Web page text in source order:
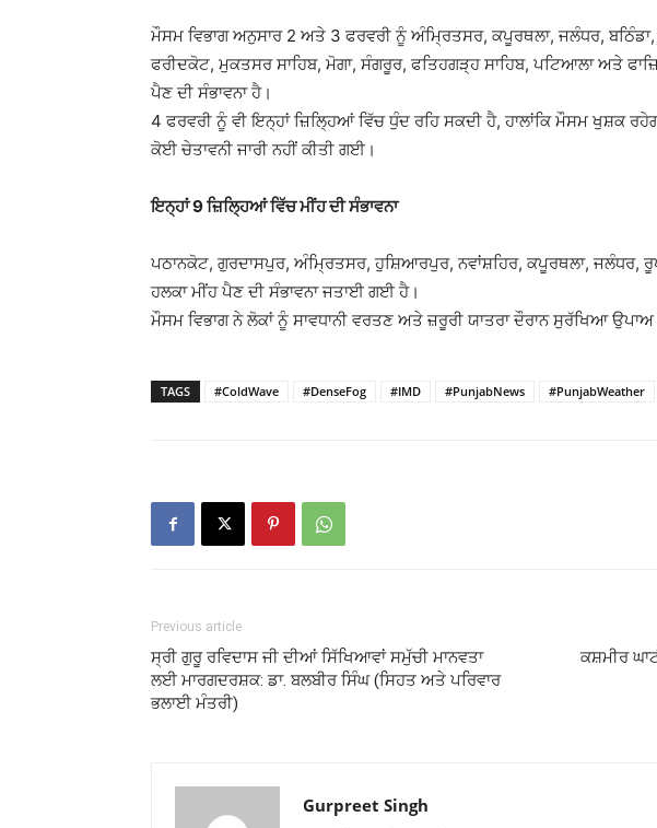
ਮੌਸਮ ਵਿਭਾਗ ਅਨੁਸਾਰ 2 ਅਤੇ 3 ਫਰਵਰੀ ਨੂੰ ਅੰਮ੍ਰਿਤਸਰ, ਕਪੂਰਥਲਾ, ਜਲੰਧਰ, ਬਠਿੰਡਾ,
ਫਰੀਦਕੋਟ, ਮੁਕਤਸਰ ਸਾਹਿਬ, ਮੋਗਾ, ਸੰਗਰੂਰ, ਫਤਿਹਗੜ੍ਹ ਸਾਹਿਬ, ਪਟਿਆਲਾ ਅਤੇ
ਪੈਣ ਦੀ ਸੰਭਾਵਨਾ ਹੈ।
4 ਫਰਵਰੀ ਨੂੰ ਵੀ ਇਨ੍ਹਾਂ ਜ਼ਿਲ੍ਹਿਆਂ ਵਿੱਚ ਧੁੰਦ ਰਹਿ ਸਕਦੀ ਹੈ, ਹਾਲਾਂਕਿ ਮੌਸਮ ਖੁਸ਼ਕ
ਕੋਈ ਚੇਤਾਵਨੀ ਜਾਰੀ ਨਹੀਂ ਕੀਤੀ ਗਈ।
ਇਨ੍ਹਾਂ 9 ਜ਼ਿਲ੍ਹਿਆਂ ਵਿੱਚ ਮੀਂਹ ਦੀ ਸੰਭਾਵਨਾ
ਪਠਾਨਕੋਟ, ਗੁਰਦਾਸਪੁਰ, ਅੰਮ੍ਰਿਤਸਰ, ਹੁਸ਼ਿਆਰਪੁਰ, ਨਵਾਂਸ਼ਹਿਰ, ਕਪੂਰਥਲਾ, ਜਲੰਧਰ,
ਹਲਕਾ ਮੀਂਹ ਪੈਣ ਦੀ ਸੰਭਾਵਨਾ ਜਤਾਈ ਗਈ ਹੈ।
ਮੌਸਮ ਵਿਭਾਗ ਨੇ ਲੋਕਾਂ ਨੂੰ ਸਾਵਧਾਨੀ ਵਰਤਣ ਅਤੇ ਜ਼ਰੂਰੀ ਯਾਤਰਾ ਦੌਰਾਨ ਸੁਰੱਖਿਆ
TAGS #ColdWave #DenseFog #IMD #PunjabNews #PunjabWeather
Previous article
ਸ੍ਰੀ ਗੁਰੂ ਰਵਿਦਾਸ ਜੀ ਦੀਆਂ ਸਿੱਖਿਆਵਾਂ ਸਮੁੱਚੀ ਮਾਨਵਤਾ
ਲਈ ਮਾਰਗਦਰਸ਼ਕ: ਡਾ. ਬਲਬੀਰ ਸਿੰਘ (ਸਿਹਤ ਅਤੇ ਪਰਿਵਾਰ
ਭਲਾਈ ਮੰਤਰੀ)
ਕਸ਼ਮੀਰ
Gurpreet Singh